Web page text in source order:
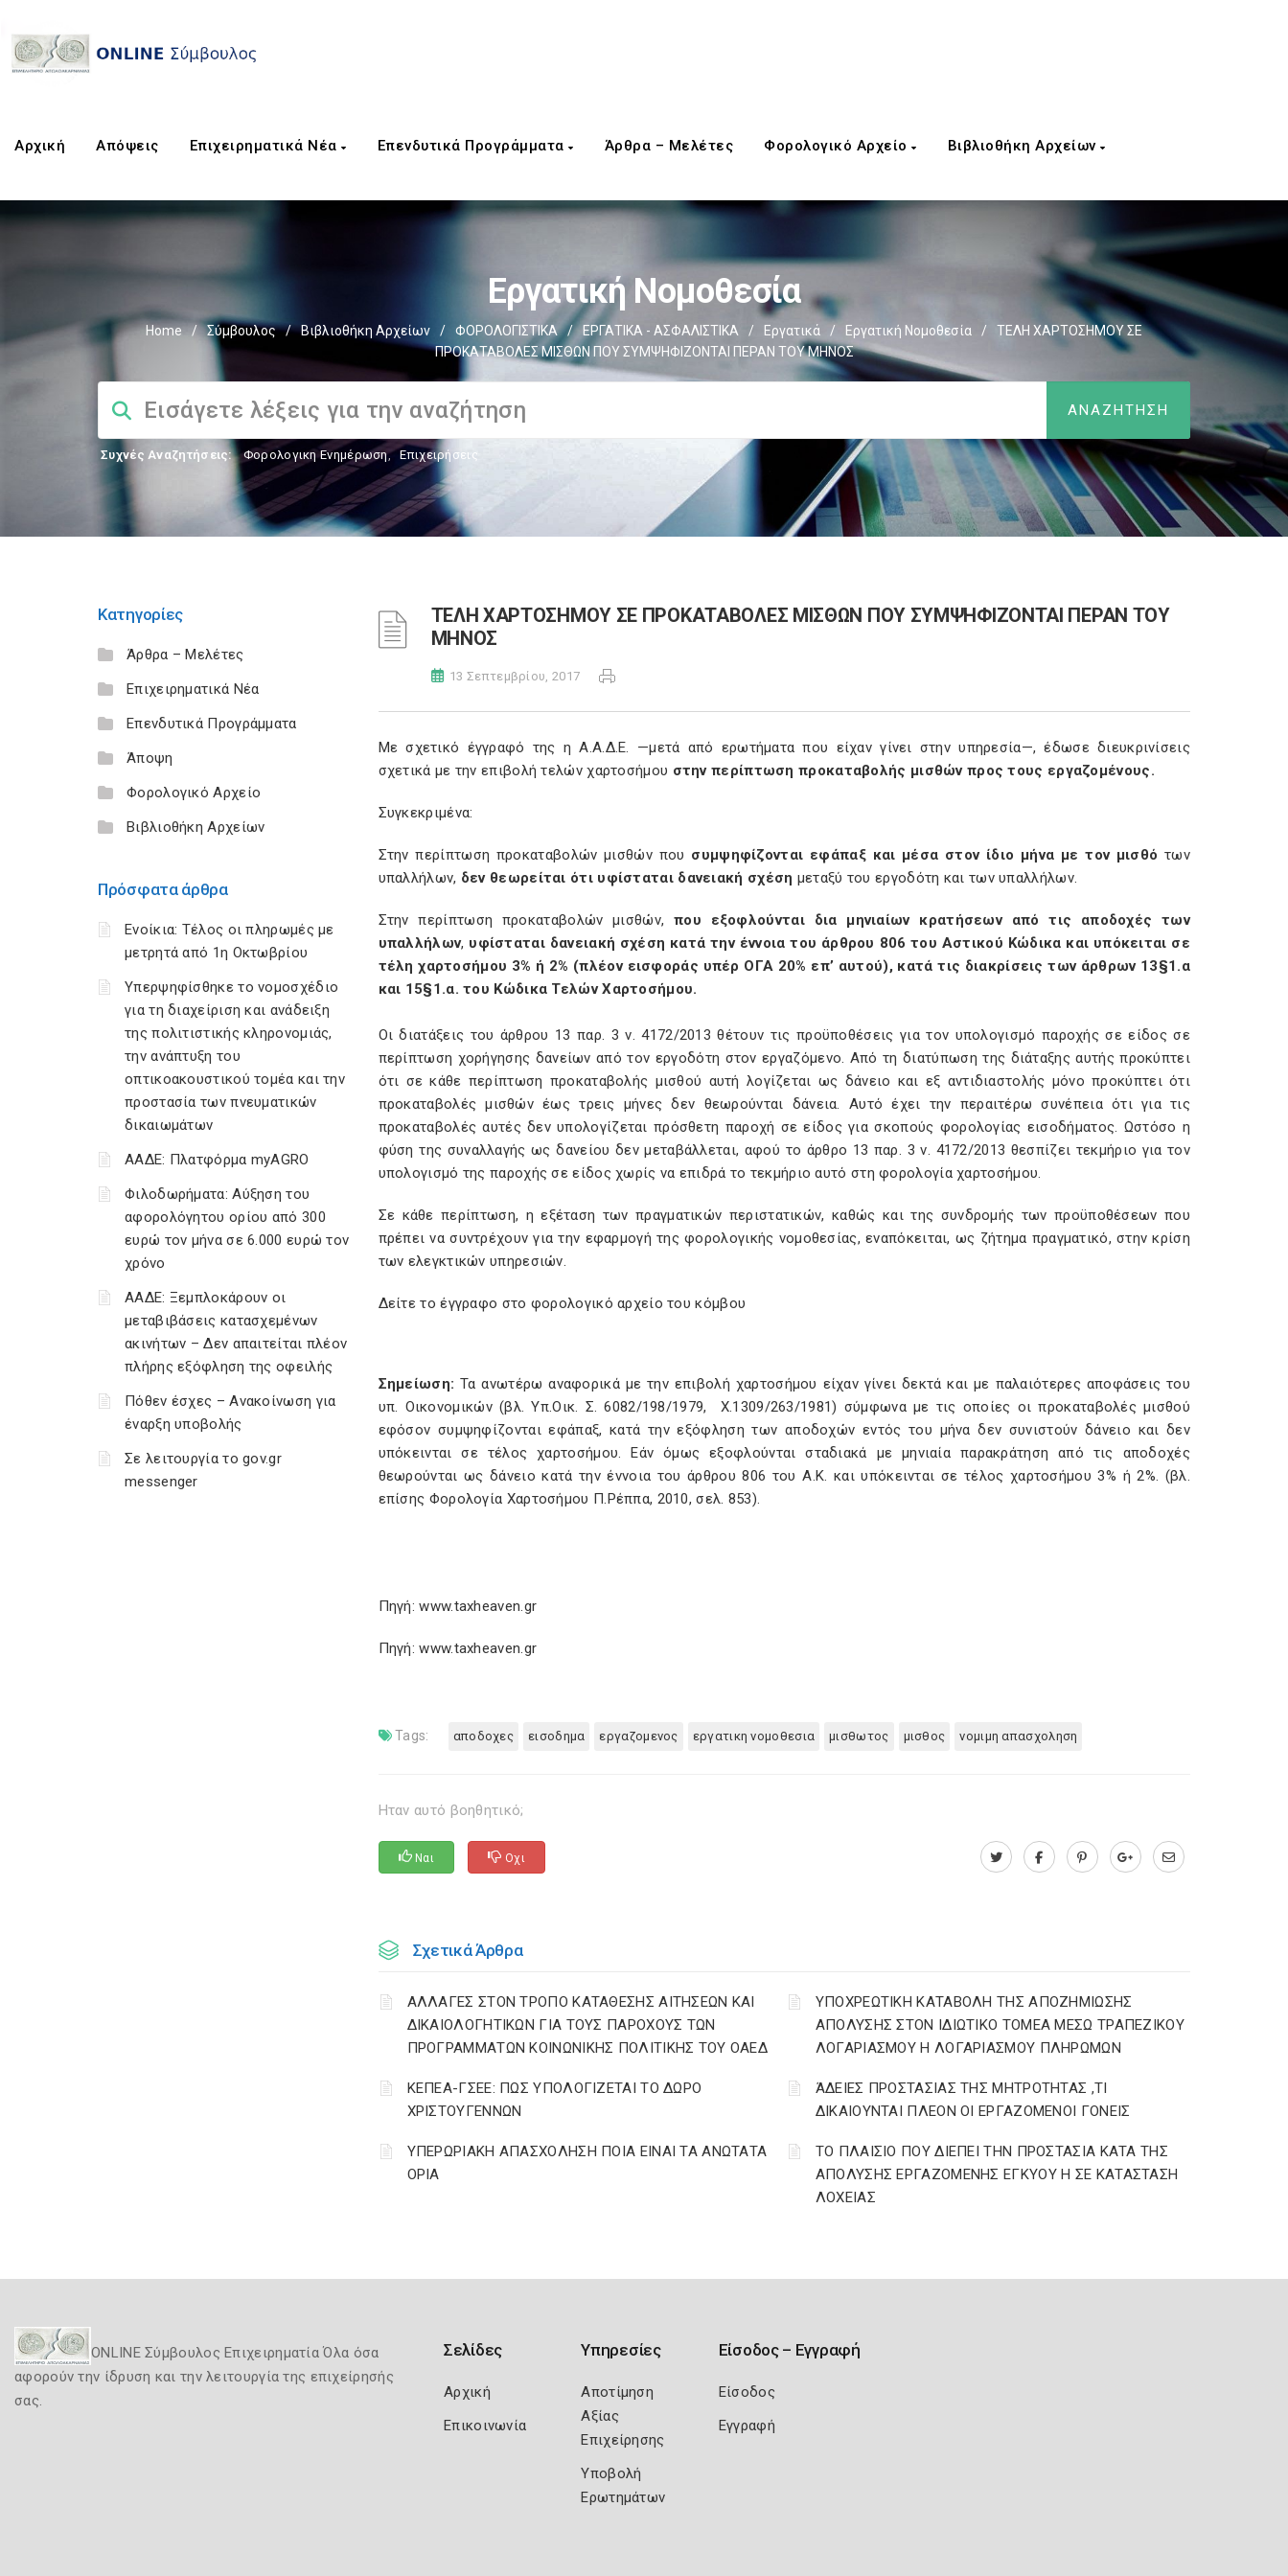
Αρχική Απόψεις Επιχειρηματικά Νέα Επενδυτικά Προγράμματα Άρθρα – Μελέτες Φορολογικό Αρχείο Βιβλιοθήκη Αρχείων
Εργατική Νομοθεσία
Home / Σύμβουλος / Βιβλιοθήκη Αρχείων / ΦΟΡΟΛΟΓΙΣΤΙΚΑ / ΕΡΓΑΤΙΚΑ - ΑΣΦΑΛΙΣΤΙΚΑ / Εργατικά / Εργατική Νομοθεσία /
ΤΕΛΗ ΧΑΡΤΟΣΗΜΟΥ ΣΕ
ΠΡΟΚΑΤΑΒΟΛΕΣ ΜΙΣΘΩΝ ΠΟΥ ΣΥΜΨΗΦΙΖΟΝΤΑΙ ΠΕΡΑΝ ΤΟΥ ΜΗΝΟΣ
Συχνές Αναζητήσεις: Φορολογικη Ενημέρωση, Επιχειρήσεις
Κατηγορίες
Άρθρα – Μελέτες
Επιχειρηματικά Νέα
Επενδυτικά Προγράμματα
Άποψη
Φορολογικό Αρχείο
Βιβλιοθήκη Αρχείων
Πρόσφατα άρθρα
Ενοίκια: Τέλος οι πληρωμές με
μετρητά από 1η Οκτωβρίου
Υπερψηφίσθηκε το νομοσχέδιο
για τη διαχείριση και ανάδειξη
της πολιτιστικής κληρονομιάς,
την ανάπτυξη του
οπτικοακουστικού τομέα και την
προστασία των πνευματικών
δικαιωμάτων
ΑΑΔΕ: Πλατφόρμα myAGRO
Φιλοδωρήματα: Αύξηση του
αφορολόγητου ορίου από 300
ευρώ τον μήνα σε 6.000 ευρώ τον
χρόνο
ΑΑΔΕ: Ξεμπλοκάρουν οι
μεταβιβάσεις κατασχεμένων
ακινήτων – Δεν απαιτείται πλέον
πλήρης εξόφληση της οφειλής
Πόθεν έσχες – Ανακοίνωση για
έναρξη υποβολής
Σε λειτουργία το gov.gr
messenger
ΤΕΛΗ ΧΑΡΤΟΣΗΜΟΥ ΣΕ ΠΡΟΚΑΤΑΒΟΛΕΣ ΜΙΣΘΩΝ ΠΟΥ ΣΥΜΨΗΦΙΖΟΝΤΑΙ ΠΕΡΑΝ ΤΟΥ
ΜΗΝΟΣ
13 Σεπτεμβρίου, 2017
Με σχετικό έγγραφό της η Α.Α.Δ.Ε. —μετά από ερωτήματα που είχαν γίνει στην υπηρεσία—, έδωσε διευκρινίσεις
σχετικά με την επιβολή τελών χαρτοσήμου στην περίπτωση προκαταβολής μισθών προς τους εργαζομένους.
Συγκεκριμένα:
Στην περίπτωση προκαταβολών μισθών που συμψηφίζονται εφάπαξ και μέσα στον ίδιο μήνα με τον μισθό των
υπαλλήλων, δεν θεωρείται ότι υφίσταται δανειακή σχέση μεταξύ του εργοδότη και των υπαλλήλων.
Στην περίπτωση προκαταβολών μισθών, που εξοφλούνται δια μηνιαίων κρατήσεων από τις αποδοχές των
υπαλλήλων, υφίσταται δανειακή σχέση κατά την έννοια του άρθρου 806 του Αστικού Κώδικα και υπόκειται σε
τέλη χαρτοσήμου 3% ή 2% (πλέον εισφοράς υπέρ ΟΓΑ 20% επ’ αυτού), κατά τις διακρίσεις των άρθρων 13§1.α
και 15§1.α. του Κώδικα Τελών Χαρτοσήμου.
Οι διατάξεις του άρθρου 13 παρ. 3 ν. 4172/2013 θέτουν τις προϋποθέσεις για τον υπολογισμό παροχής σε είδος σε
περίπτωση χορήγησης δανείων από τον εργοδότη στον εργαζόμενο. Από τη διατύπωση της διάταξης αυτής προκύπτει
ότι σε κάθε περίπτωση προκαταβολής μισθού αυτή λογίζεται ως δάνειο και εξ αντιδιαστολής μόνο προκύπτει ότι
προκαταβολές μισθών έως τρεις μήνες δεν θεωρούνται δάνεια. Αυτό έχει την περαιτέρω συνέπεια ότι για τις
προκαταβολές αυτές δεν υπολογίζεται πρόσθετη παροχή σε είδος για σκοπούς φορολογίας εισοδήματος. Ωστόσο η
φύση της συναλλαγής ως δανείου δεν μεταβάλλεται, αφού το άρθρο 13 παρ. 3 ν. 4172/2013 θεσπίζει τεκμήριο για τον
υπολογισμό της παροχής σε είδος χωρίς να επιδρά το τεκμήριο αυτό στη φορολογία χαρτοσήμου.
Σε κάθε περίπτωση, η εξέταση των πραγματικών περιστατικών, καθώς και της συνδρομής των προϋποθέσεων που
πρέπει να συντρέχουν για την εφαρμογή της φορολογικής νομοθεσίας, εναπόκειται, ως ζήτημα πραγματικό, στην κρίση
των ελεγκτικών υπηρεσιών.
Δείτε το έγγραφο στο φορολογικό αρχείο του κόμβου
Σημείωση: Τα ανωτέρω αναφορικά με την επιβολή χαρτοσήμου είχαν γίνει δεκτά και με παλαιότερες αποφάσεις του
υπ. Οικονομικών (βλ. Υπ.Οικ. Σ. 6082/198/1979,
Χ.1309/263/1981) σύμφωνα με τις οποίες οι προκαταβολές μισθού
εφόσον συμψηφίζονται εφάπαξ, κατά την εξόφληση των αποδοχών εντός του μήνα δεν συνιστούν δάνειο και δεν
υπόκεινται σε τέλος χαρτοσήμου. Εάν όμως εξοφλούνται σταδιακά με μηνιαία παρακράτηση από τις αποδοχές
θεωρούνται ως δάνειο κατά την έννοια του άρθρου 806 του Α.Κ. και υπόκεινται σε τέλος χαρτοσήμου 3% ή 2%. (βλ.
επίσης Φορολογία Χαρτοσήμου Π.Ρέππα, 2010, σελ. 853).
Πηγή:www.taxheaven.gr
Πηγή: www.taxheaven.gr
Tags: αποδοχες εισοδημα εργαζομενος εργατικη νομοθεσια μισθωτος μισθος νομιμη απασχοληση
Ηταν αυτό βοηθητικό;
Ναι Οχι
Σχετικά Άρθρα
ΑΛΛΑΓΕΣ ΣΤΟΝ ΤΡΟΠΟ ΚΑΤΑΘΕΣΗΣ ΑΙΤΗΣΕΩΝ ΚΑΙ
ΔΙΚΑΙΟΛΟΓΗΤΙΚΩΝ ΓΙΑ ΤΟΥΣ ΠΑΡΟΧΟΥΣ ΤΩΝ
ΠΡΟΓΡΑΜΜΑΤΩΝ ΚΟΙΝΩΝΙΚΗΣ ΠΟΛΙΤΙΚΗΣ ΤΟΥ ΟΑΕΔ
YΠΟΧΡΕΩΤΙΚΗ ΚΑΤΑΒΟΛΗ ΤΗΣ ΑΠΟΖΗΜΙΩΣΗΣ
ΑΠΟΛΥΣΗΣ ΣΤΟΝ ΙΔΙΩΤΙΚΟ ΤΟΜΕΑ ΜΕΣΩ ΤΡΑΠΕΖΙΚΟΥ
ΛΟΓΑΡΙΑΣΜΟΥ Η ΛΟΓΑΡΙΑΣΜΟΥ ΠΛΗΡΩΜΩΝ
ΚΕΠΕΑ-ΓΣΕΕ: ΠΩΣ ΥΠΟΛΟΓΙΖΕΤΑΙ ΤΟ ΔΩΡΟ
ΧΡΙΣΤΟΥΓΕΝΝΩΝ
ΆΔΕΙΕΣ ΠΡΟΣΤΑΣΙΑΣ ΤΗΣ ΜΗΤΡΟΤΗΤΑΣ ,ΤΙ
ΔΙΚΑΙΟΥΝΤΑΙ ΠΛΕΟΝ ΟΙ ΕΡΓΑΖΟΜΕΝΟΙ ΓΟΝΕΙΣ
ΥΠΕΡΩΡΙΑΚΗ ΑΠΑΣΧΟΛΗΣΗ ΠΟΙΑ ΕΙΝΑΙ ΤΑ ΑΝΩΤΑΤΑ
ΟΡΙΑ
ΤΟ ΠΛΑΙΣΙΟ ΠΟΥ ΔΙΕΠΕΙ ΤΗΝ ΠΡΟΣΤΑΣΙΑ ΚΑΤΑ ΤΗΣ
ΑΠΟΛΥΣΗΣ ΕΡΓΑΖΟΜΕΝΗΣ ΕΓΚΥΟΥ Η ΣΕ ΚΑΤΑΣΤΑΣΗ
ΛΟΧΕΙΑΣ
ONLINE Σύμβουλος Επιχειρηματία Όλα όσα
αφορούν την ίδρυση και την λειτουργία της επιχείρησής
σας.
Σελίδες
Αρχική
Επικοινωνία
Υπηρεσίες
Αποτίμηση
Αξίας
Επιχείρησης
Υποβολή
Ερωτημάτων
Είσοδος – Εγγραφή
Είσοδος
Εγγραφή